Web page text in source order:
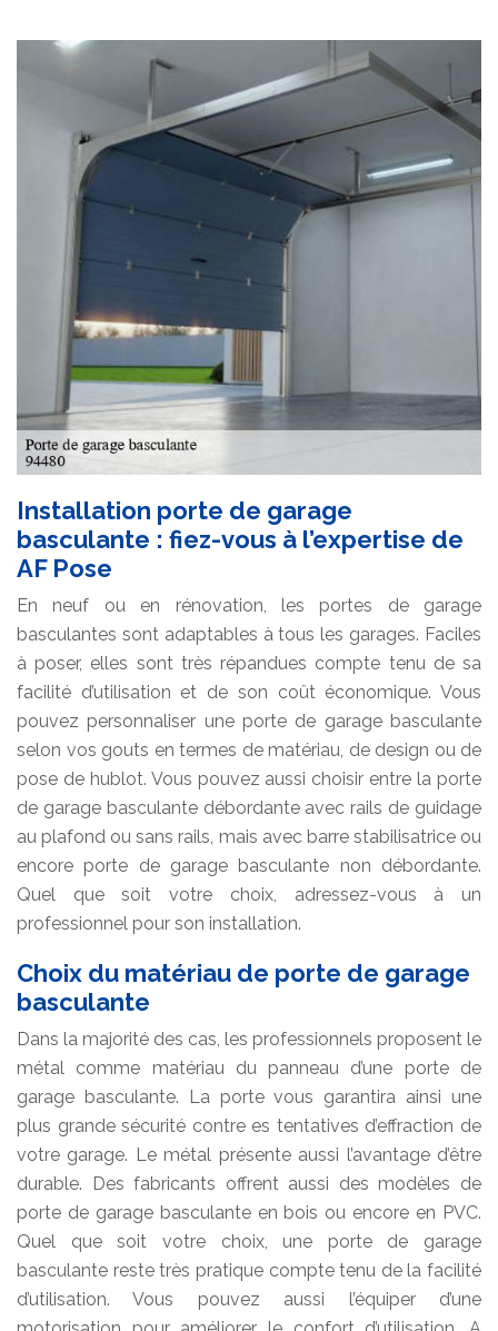
Installation porte de garage
basculante : fiez-vous à l’expertise de
AF Pose
En neuf ou en rénovation, les portes de garage
basculantes sont adaptables à tous les garages. Faciles
à poser, elles sont très répandues compte tenu de sa
facilité d’utilisation et de son coût économique. Vous
pouvez personnaliser une porte de garage basculante
selon vos gouts en termes de matériau, de design ou de
pose de hublot. Vous pouvez aussi choisir entre la porte
de garage basculante débordante avec rails de guidage
au plafond ou sans rails, mais avec barre stabilisatrice ou
encore porte de garage basculante non débordante.
Quel que soit votre choix, adressez-vous à un
professionnel pour son installation.
Choix du matériau de porte de garage
basculante
Dans la majorité des cas, les professionnels proposent le
métal comme matériau du panneau d’une porte de
garage basculante. La porte vous garantira ainsi une
plus grande sécurité contre es tentatives d’effraction de
votre garage. Le métal présente aussi l’avantage d’être
durable. Des fabricants offrent aussi des modèles de
porte de garage basculante en bois ou encore en PVC.
Quel que soit votre choix, une porte de garage
basculante reste très pratique compte tenu de la facilité
d’utilisation. Vous pouvez aussi l’équiper d’une